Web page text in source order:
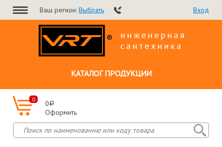
Ваш регион: Выбрать Вход
КАТАЛОГ ПРОДУКЦИИ
0 0a
Оформить